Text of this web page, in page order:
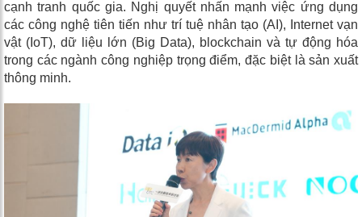
cạnh tranh quốc gia. Nghị quyết nhấn mạnh việc ứng dụng
các công nghệ tiên tiến như trí tuệ nhân tạo (AI), Internet vạn
vật (IoT), dữ liệu lớn (Big Data), blockchain và tự động hóa
trong các ngành công nghiệp trọng điểm, đặc biệt là sản xuất
thông minh.